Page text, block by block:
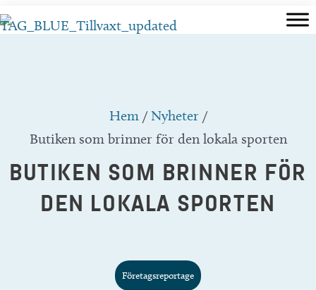
Hoppa
till
Hem/ Nyheter/
Butiken som brinner för den lokala sporten
BUTIKEN SOM BRINNER FÖR
DEN LOKALA SPORTEN
Företagsreportage